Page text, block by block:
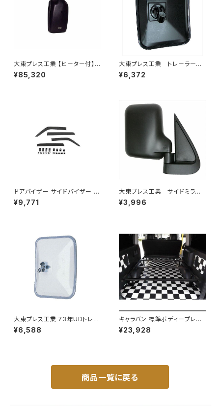
大東プレス工業 【ヒーター付】ハ
イウェイリモコンミラー DI-712
1CXE
¥85,320
大東プレス工業 トレーラーミ
ラー 黒 UD L013 NS
角型 左 DI-58B
¥6,372
ドアバイザー サイドバイザー タ
ンク 900系 ルーミー 900系 M
900A M910A サイドドア 金具
¥9,771
大東プレス工業 サイドミラー/
バックミラー ダイハツ ハイ
ゼット トラック 右 99年～
¥3,996
大東プレス工業 73年UDトレー
ラーミラーL013 （P付） DI-52
¥6,588
キャラバン 標準ボディープレミ
アムＧＸ/ＧＸライダ～用ベッドキ
ットフレーム GZ100-1
¥23,928
商品一覧に戻る